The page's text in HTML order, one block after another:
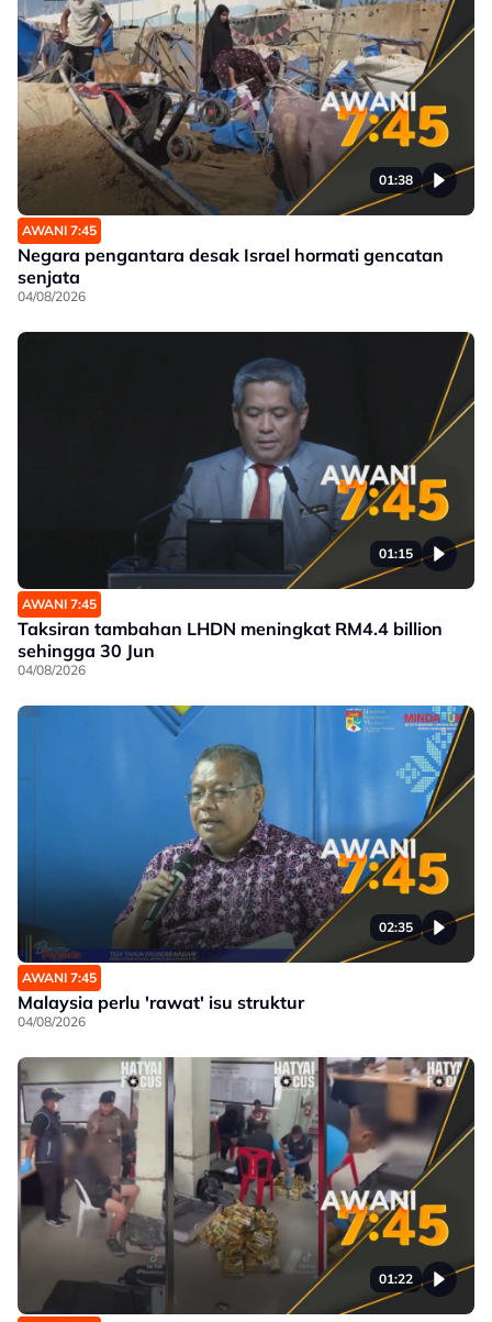
01:38
AWANI 7:45
Negara pengantara desak Israel hormati gencatan
senjata
04/08/2026
01:15
AWANI 7:45
Taksiran tambahan LHDN meningkat RM4.4 billion
sehingga 30 Jun
04/08/2026
02:35
AWANI 7:45
Malaysia perlu 'rawat' isu struktur
04/08/2026
01:22